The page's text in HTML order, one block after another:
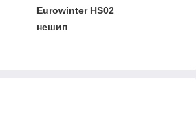
Eurowinter HS02
нешип